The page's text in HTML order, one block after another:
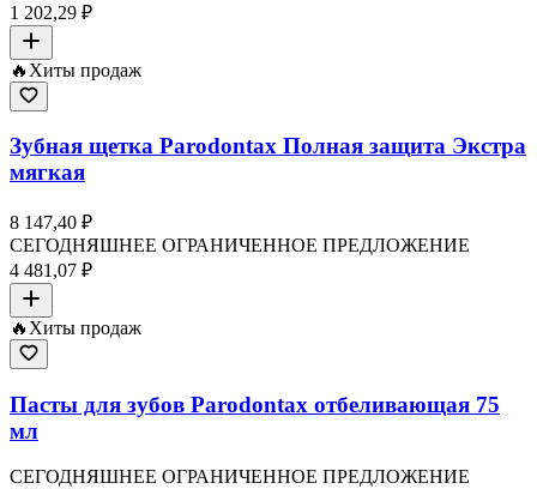
1 202,29 ₽
🔥 Хиты продаж
Зубная щетка Parodontax Полная защита Экстра
мягкая
8 147,40 ₽
СЕГОДНЯШНЕЕ ОГРАНИЧЕННОЕ ПРЕДЛОЖЕНИЕ
4 481,07 ₽
🔥 Хиты продаж
Пасты для зубов Parodontax отбеливающая 75
мл
СЕГОДНЯШНЕЕ ОГРАНИЧЕННОЕ ПРЕДЛОЖЕНИЕ